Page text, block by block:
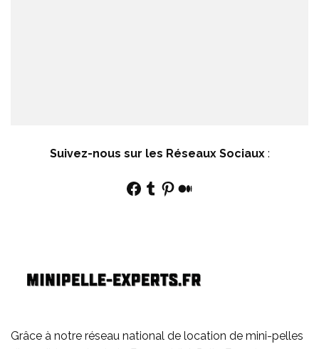
Suivez-nous sur les Réseaux Sociaux:
Facebook
Tumblr
Pinterest
Medium
Grâce à notre réseau national de location de mini-pelles